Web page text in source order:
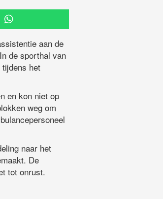
aan de
de sporthal van
het
en kon niet op
weg om
naar het
De
tot onrust.